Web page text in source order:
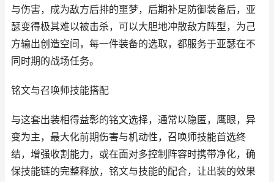
与伤害，成为敌方后排的噩梦，后期补足防御装备后，亚
瑟变得极其难以被击杀，可以大胆地冲散敌方阵型，为己
方输出创造空间，每一件装备的选取，都服务于亚瑟在不
同时期的战场任务。
铭文与召唤师技能搭配
与这套出装相得益彰的铭文选择，通常以隐匿，鹰眼，异
变为主，最大化前期伤害与机动性，召唤师技能首选终
结，增强收割能力，或在面对多控制阵容时携带净化，确
保技能链的完整释放，铭文与技能的配合，让出装的效果